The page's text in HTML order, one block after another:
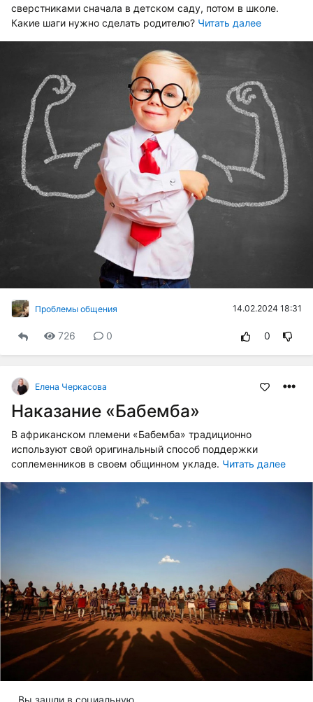
сверстниками сначала в детском саду, потом в школе.
Какие шаги нужно сделать родителю? Читать далее
Проблемы общения 14.02.2024 18:31
726 0 0
Елена Черкасова
Наказание «Бабемба»
В африканском племени «Бабемба» традиционно
используют свой оригинальный способ поддержки
соплеменников в своем общинном укладе. Читать далее
Вы зашли в социальную